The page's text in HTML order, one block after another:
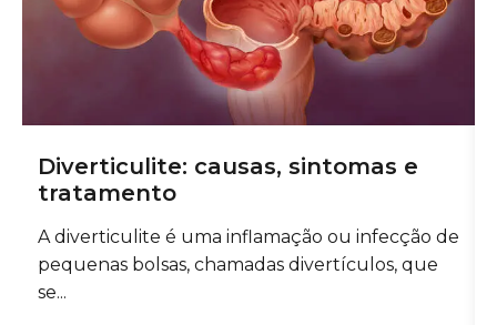
Diverticulite: causas, sintomas e
tratamento
A diverticulite é uma inflamação ou infecção de
pequenas bolsas, chamadas divertículos, que
se...